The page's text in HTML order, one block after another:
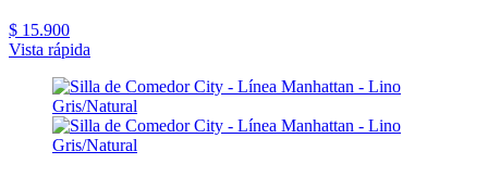
$ 15.900
Vista rápida